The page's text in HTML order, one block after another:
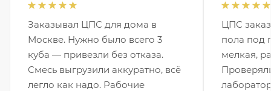
Заказывал ЦПС для дома в
Москве. Нужно было всего 3
куба — привезли без отказа.
Смесь выгрузили аккуратно, всё
легло как надо. Рабочие
ЦПС
пола под
мелкая,